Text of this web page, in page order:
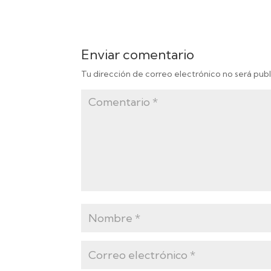
Enviar comentario
Tu dirección de correo electrónico no será